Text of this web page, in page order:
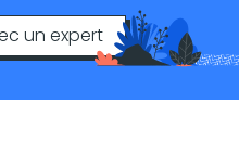
un expert